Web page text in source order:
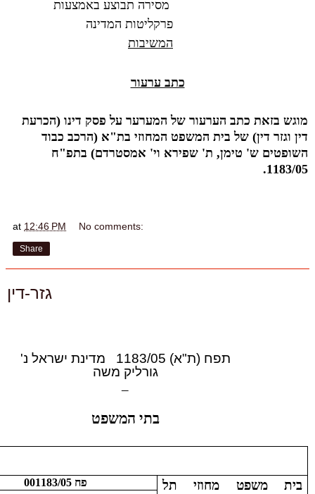
מסירה תבוצע באמצעות
פרקליטות המדינה
המשיבות
כתב ערעור
מוגש בזאת כתב הערעור של המערער על פסק דינו (הכרעת
דין וגזר דין) של בית המשפט המחוזי בת"א (הרכב כבוד
השופטים ש' טימן, ת' שפירא וי' אמסטרדם) בתפ"ח
1183/05.
at 12:46 PM No comments:
Share
גזר-דין
תפח (ת"א) 1183/05 ‏ ‏ מדינת ישראל נ'
גורליק משה
בתי המשפט
בית משפט מחוזי תל
פח 001183/05